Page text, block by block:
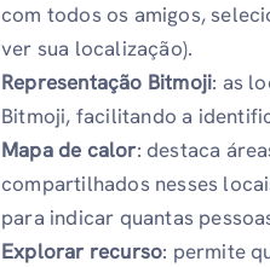
com todos os amigos,
ver sua localização).
Representação Bitmoji: as
Bitmoji, facilitando a
Mapa de calor: destaca
compartilhados nesses
para indicar quantas
Explorar recurso: permite